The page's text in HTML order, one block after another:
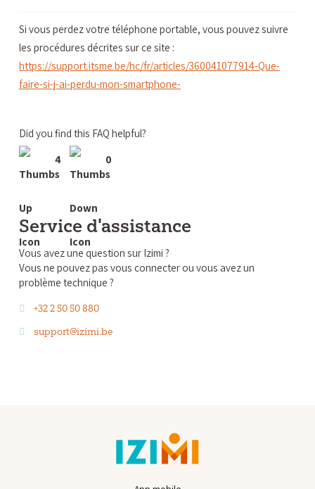
Si vous perdez votre téléphone portable, vous pouvez suivre
les procédures décrites sur ce site :
https://support.itsme.be/hc/fr/articles/360041077914-Que-
faire-si-j-ai-perdu-mon-smartphone-
Did you find this FAQ helpful?
4
0
Service d'assistance
Vous avez une question sur Izimi ?
Vous ne pouvez pas vous connecter ou vous avez un
problème technique ?
+32 2 50 50 880
support@izimi.be